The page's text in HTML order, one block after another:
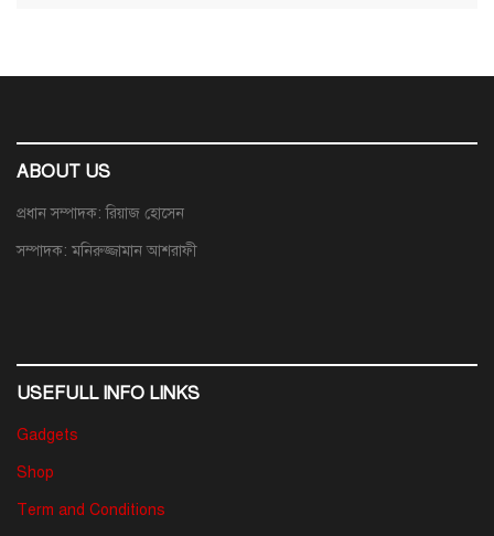
ABOUT US
প্রধান সম্পাদক: রিয়াজ হোসেন
সম্পাদক: মনিরুজ্জামান আশরাফী
USEFULL INFO LINKS
Gadgets
Shop
Term and Conditions